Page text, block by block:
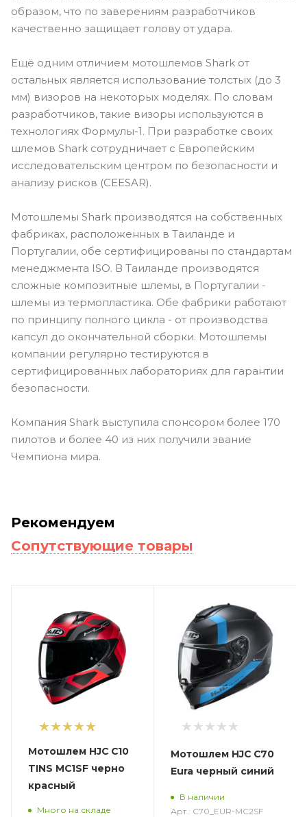
образом, что по заверениям разработчиков
качественно защищает голову от удара.
Ещё одним отличием мотошлемов Shark от
остальных является использование толстых (до 3
мм) визоров на некоторых моделях. По словам
разработчиков, такие визоры используются в
технологиях Формулы-1. При разработке своих
шлемов Shark сотрудничает с Европейским
исследовательским центром по безопасности и
анализу рисков (CEESAR).
Мотошлемы Shark производятся на собственных
фабриках, расположенных в Таиланде и
Португалии, обе сертифицированы по стандартам
менеджмента ISO. В Таиланде производятся
сложные композитные шлемы, в Португалии -
шлемы из термопластика. Обе фабрики работают
по принципу полного цикла - от производства
капсул до окончательной сборки. Мотошлемы
компании регулярно тестируются в
сертифицированных лабораториях для гарантии
безопасности.
Компания Shark выступила спонсором более 170
пилотов и более 40 из них получили звание
Чемпиона мира.
Рекомендуем
Сопутствующие товары
1
Мотошлем HJC C10
TINS MC1SF черно
красный
Много на складе
Мотошлем HJC C70
Eura черный синий
В наличии
Арт.: C70_EUR-MC2SF